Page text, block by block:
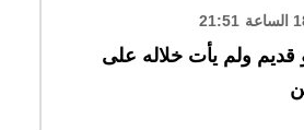
قديم ولم يأت خلاله على